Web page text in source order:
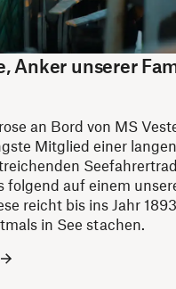
Anker unserer
an Bord von MS
Mitglied einer
folgend auf einem
reicht bis ins Jahr
in See stachen.